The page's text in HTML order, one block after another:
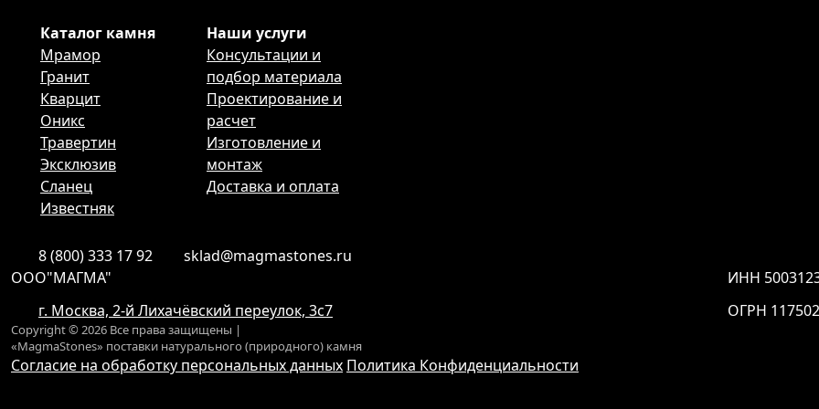
Каталог камня
Мрамор
Гранит
Кварцит
Оникс
Травертин
Эксклюзив
Сланец
Известняк
Наши услуги
Консультации и
подбор материала
Проектирование и
расчет
Изготовление и
монтаж
Доставка и оплата
8 (800) 333 17 92
sklad@magmastones.ru
ООО"МАГМА"
ИНН
г. Москва, 2-й Лихачёвский переулок, 3с7
ОГРН
Copyright © 2026 Все права защищены |
«MagmaStones» поставки натурального (природного) камня
Согласие на обработку персональных данных Политика Конфиденциальности